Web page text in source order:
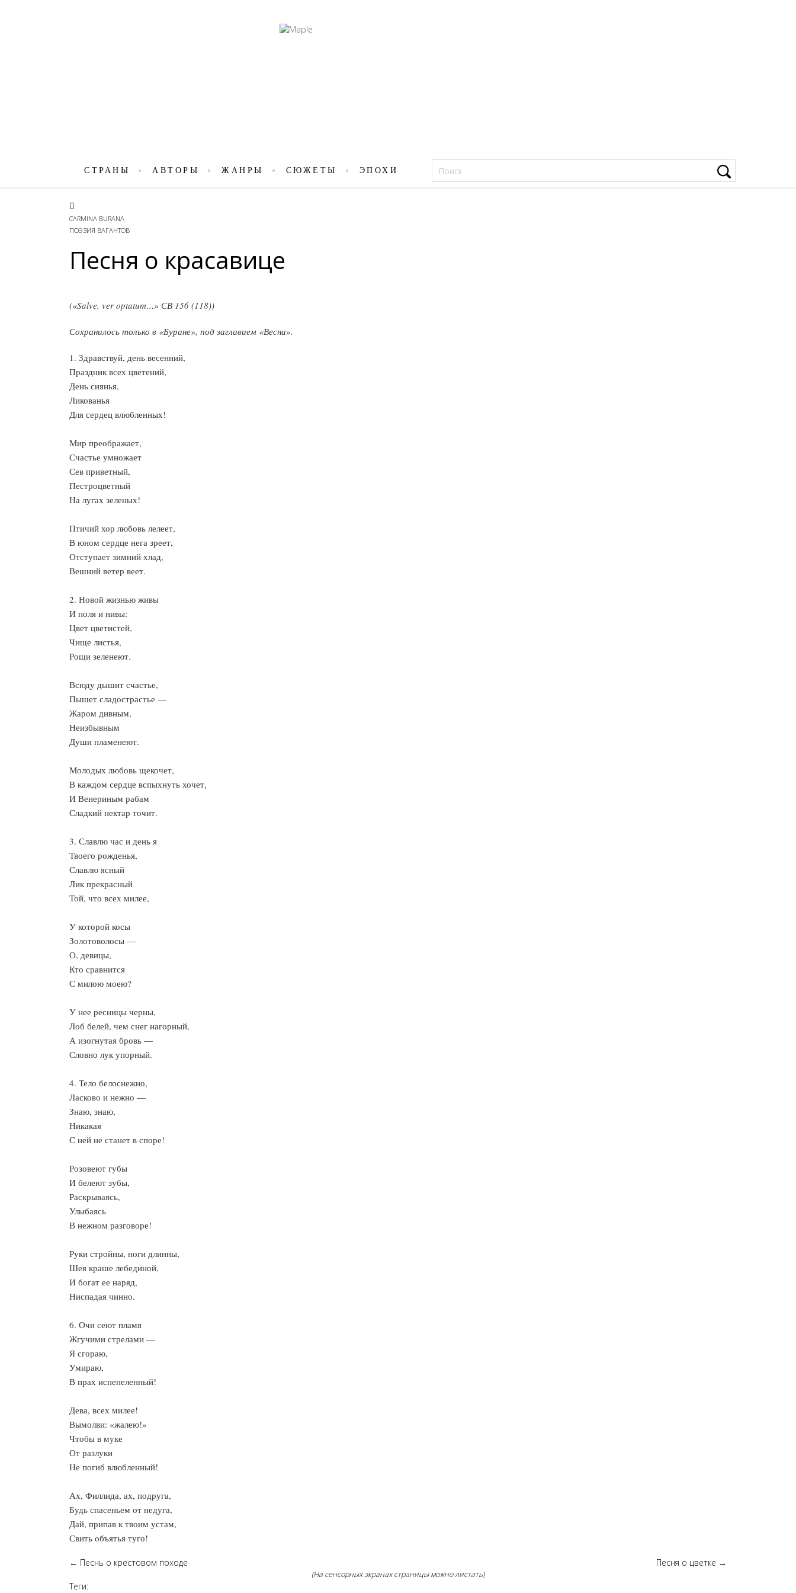
СТРАНЫ АВТОРЫ ЖАНРЫ СЮЖЕТЫ ЭПОХИ
CARMINA BURANA
ПОЭЗИЯ ВАГАНТОВ
Песня о красавице
(«Salve, ver optatum…» СВ 156 (118))
Сохранилось только в «Буране», под заглавием «Весна».
1. Здравствуй, день весенний,
Праздник всех цветений,
День сиянья,
Ликованья
Для сердец влюбленных!
Мир преображает,
Счастье умножает
Сев приветный,
Пестроцветный
На лугах зеленых!
Птичий хор любовь лелеет,
В юном сердце нега зреет,
Отступает зимний хлад,
Вешний ветер веет.
2. Новой жизнью живы
И поля и нивы:
Цвет цветистей,
Чище листья,
Рощи зеленеют.
Всюду дышит счастье,
Пышет сладострастье —
Жаром дивным,
Неизбывным
Души пламенеют.
Молодых любовь щекочет,
В каждом сердце вспыхнуть хочет,
И Венериным рабам
Сладкий нектар точит.
3. Славлю час и день я
Твоего рожденья,
Славлю ясный
Лик прекрасный
Той, что всех милее,
У которой косы
Золотоволосы —
О, девицы,
Кто сравнится
С милою моею?
У нее ресницы черны,
Лоб белей, чем снег нагорный,
А изогнутая бровь —
Словно лук упорный.
4. Тело белоснежно,
Ласково и нежно —
Знаю, знаю,
Никакая
С ней не станет в споре!
Розовеют губы
И белеют зубы,
Раскрываясь,
Улыбаясь
В нежном разговоре!
Руки стройны, ноги длинны,
Шея краше лебединой,
И богат ее наряд,
Ниспадая чинно.
6. Очи сеют пламя
Жгучими стрелами —
Я сгораю,
Умираю,
В прах испепеленный!
Дева, всех милее!
Вымолви: «жалею!»
Чтобы в муке
От разлуки
Не погиб влюбленный!
Ах, Филлида, ах, подруга,
Будь спасеньем от недуга,
Дай, припав к твоим устам,
Свить объятья туго!
← Песнь о крестовом походе Песня о цветке →
(На сенсорных экранах страницы можно листать)
Теги: